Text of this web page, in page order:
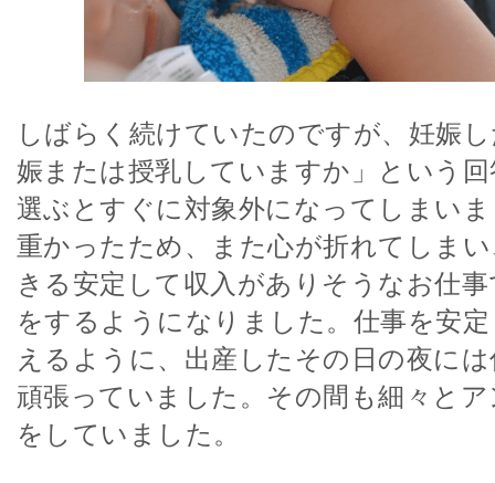
しばらく続けていたのですが、妊娠
娠または授乳していますか」という
選ぶとすぐに対象外になってしまい
重かったため、また心が折れてしま
きる安定して収入がありそうなお仕
をするようになりました。仕事を安
えるように、出産したその日の夜に
頑張っていました。その間も細々と
をしていました。